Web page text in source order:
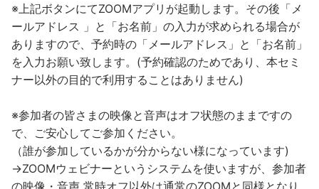
※上記ボタンにてZOOMアプリが起動します。その後「メ
ールアドレス 」と「お名前」の入力が求められる場合が
ありますので、予約時の「メールアドレス」と「お名前」
を入力お願い致します。(予約確認のためであり、本セミ
ナー以外の目的で利用することはありません)
※参加者の皆さまの映像と音声はオフ状態のままですの
で、ご安心してご参加ください。
（誰が参加しているかが分からない様になっています)
→ZOOMウェビナーというシステムを使いますが、参加者
の映像・音声 常時オフ以外は通常のZOOMと同様となり